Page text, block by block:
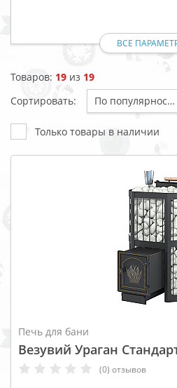
ВСЕ
Товаров: 19 из 19
Сортировать:
По популярности
Только товары в наличии
Печь для бани
Везувий Ураган
(0) отзывов